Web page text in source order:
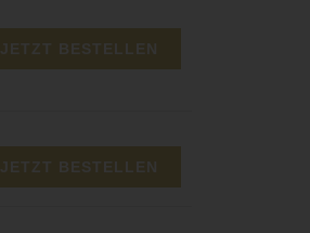
JETZT BESTELLEN
JETZT BESTELLEN